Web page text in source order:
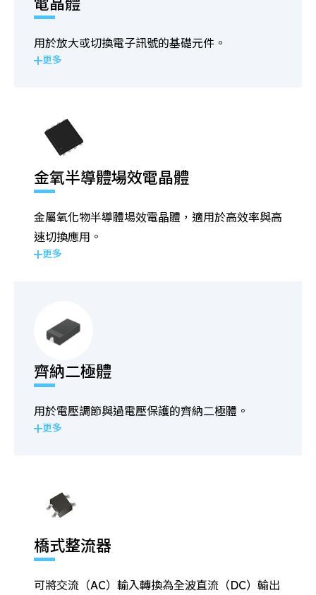
用於放大或切換電子訊號的基礎元件。
更多
金氧半導體場效電晶體
金屬氧化物半導體場效電晶體，適用於高效率與高
速切換應用。
更多
齊納二極體
用於電壓調節與過電壓保護的齊納二極體。
更多
橋式整流器
可將交流（AC）輸入轉換為全波直流（DC）輸出